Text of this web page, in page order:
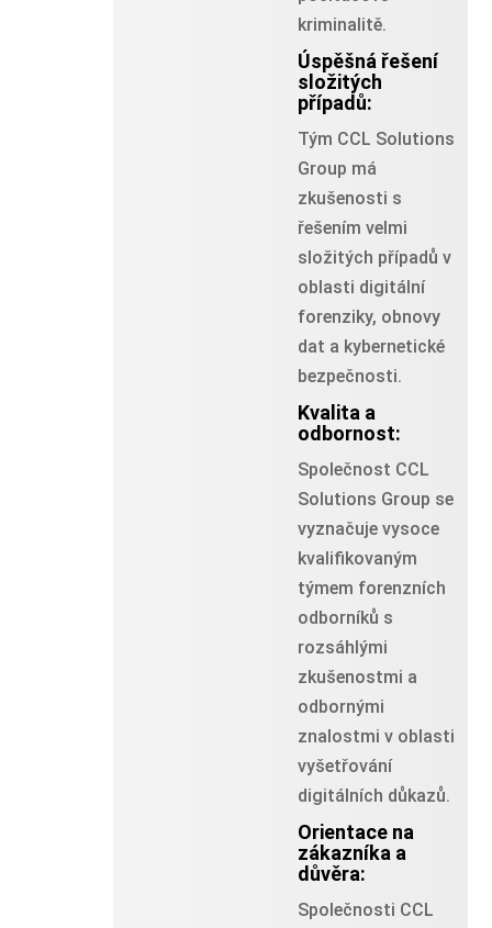
kriminalitě.
Úspěšná řešení
složitých
případů:
Tým CCL Solutions
Group má
zkušenosti s
řešením velmi
složitých případů v
oblasti digitální
forenziky, obnovy
dat a kybernetické
bezpečnosti.
Kvalita a
odbornost:
Společnost CCL
Solutions Group se
vyznačuje vysoce
kvalifikovaným
týmem forenzních
odborníků s
rozsáhlými
zkušenostmi a
odbornými
znalostmi v oblasti
vyšetřování
digitálních důkazů.
Orientace na
zákazníka a
důvěra:
Společnosti CCL